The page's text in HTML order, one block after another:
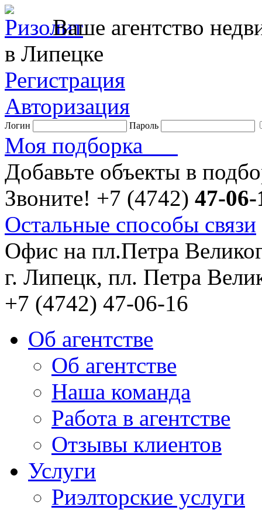
Ваше агентство
в Липецке
Регистрация
Авторизация
Логин Пароль
Моя подборка
Добавьте объекты в
Звоните! +7 (4742) 47-06-
Остальные способы связи
Офис на пл.Петра
г. Липецк, пл. Петра
+7 (4742) 47-06-16
Об агентстве
Об агентстве
Наша команда
Работа в агентстве
Отзывы клиентов
Услуги
Риэлторские услуги